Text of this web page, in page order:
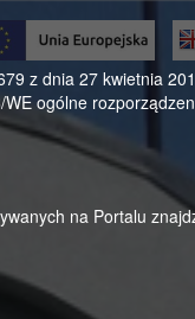
z dnia 27 kwietnia
ogólne
na Portalu